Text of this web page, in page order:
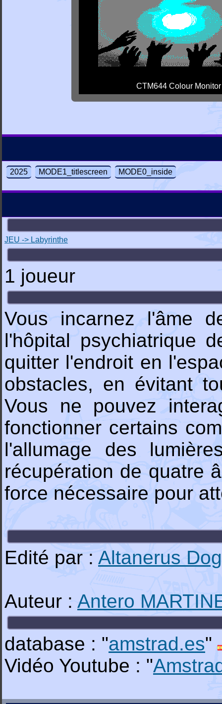
CTM644 Colour Monitor
2025 MODE1_titlescreen MODE0_inside
JEU -> Labyrinthe
1 joueur
Vous incarnez l'âme
l'hôpital psychiatrique
quitter l'endroit en
obstacles, en évitant
Vous ne pouvez
fonctionner certains
l'allumage des
récupération de quatre
force nécessaire pour
Edité par : Altanerus Dog
Auteur : Antero
database : "amstrad.es"
Vidéo Youtube : "